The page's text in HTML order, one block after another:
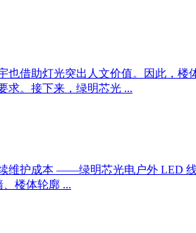
借助灯光突出人文价值。因此，楼
求。接下来，绿明芯光 ...
维护成本 ——绿明芯光电户外 LED
楼体轮廓 ...